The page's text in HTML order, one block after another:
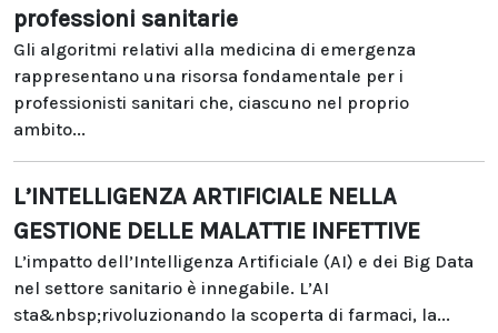
professioni sanitarie
Gli algoritmi relativi alla medicina di emergenza
rappresentano una risorsa fondamentale per i
professionisti sanitari che, ciascuno nel proprio
ambito...
L’INTELLIGENZA ARTIFICIALE NELLA
GESTIONE DELLE MALATTIE INFETTIVE
L’impatto dell’Intelligenza Artificiale (AI) e dei Big Data
nel settore sanitario è innegabile. L’AI
sta&nbsp;rivoluzionando la scoperta di farmaci, la...